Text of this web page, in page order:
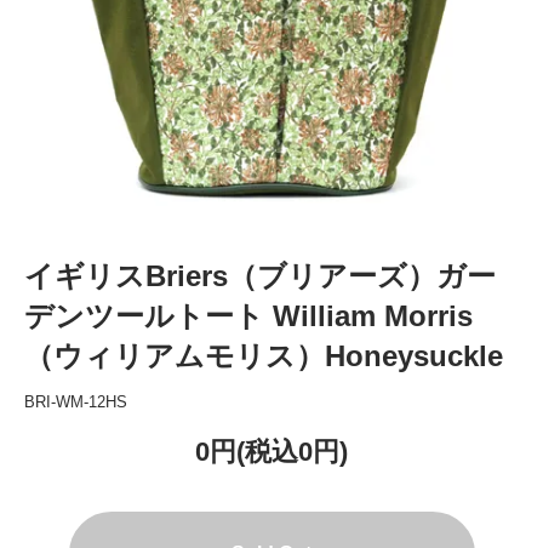
イギリスBriers（ブリアーズ）ガー
デンツールトート William Morris
（ウィリアムモリス）Honeysuckle
BRI-WM-12HS
0円(税込0円)